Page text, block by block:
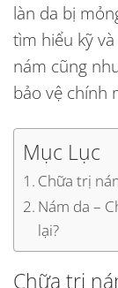
làn da bị
tìm hiểu kỹ
nám cũng
bảo vệ chính
Mục Lục
Chữa trị
Nám da –
lại?
Chữa trị